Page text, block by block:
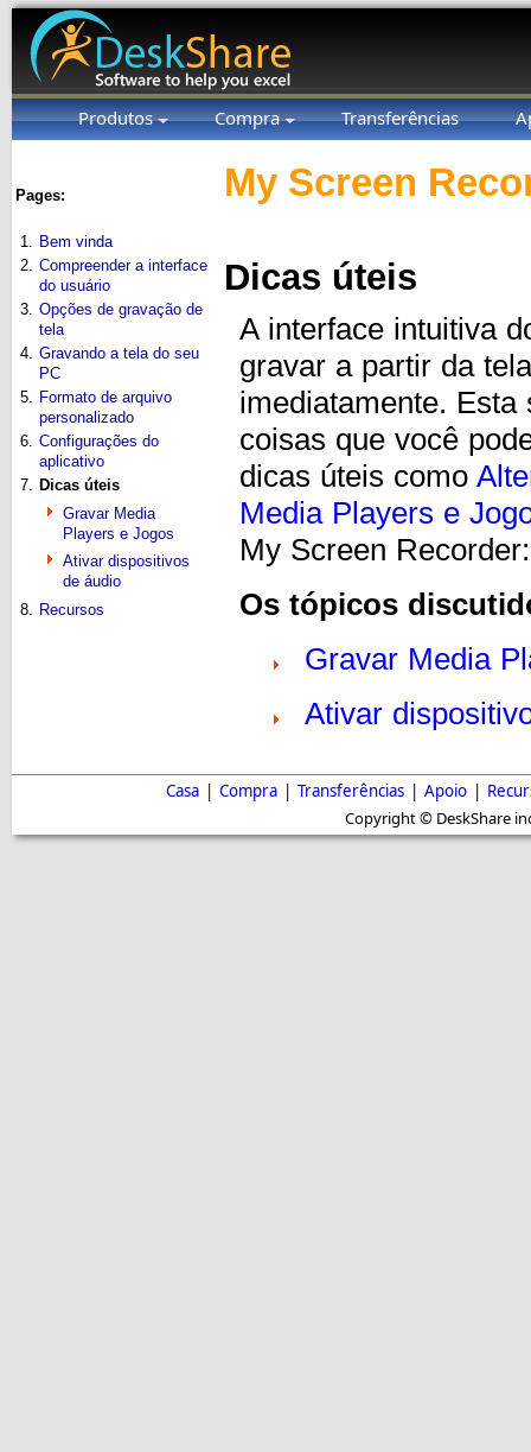
Produtos Compra Transferências
Pages:
1. Bem vinda
2. Compreender a interface
do usuário
3. Opções de gravação de
tela
4. Gravando a tela do seu
PC
5. Formato de arquivo
personalizado
6. Configurações do
aplicativo
7. Dicas úteis
Gravar Media
Players e Jogos
Ativar dispositivos
de áudio
8. Recursos
My Screen
Dicas úteis
A interface intuitiva
gravar a partir da
imediatamente.
coisas que você
dicas úteis como
Media Players e
My Screen Recorder:
Os tópicos
Gravar Media
Ativar
Casa | Compra | Transferências | Apoio |
Copyright © DeskShare